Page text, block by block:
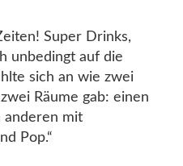
Super Drinks,
unbedingt auf die
sich an wie zwei
Räume gab: einen
anderen mit
Pop.“